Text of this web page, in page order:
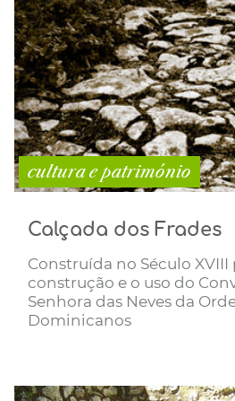
cultura e património
Calçada dos Frades
Construída no Século XVIII
construção e o uso do
Senhora das Neves da
Dominicanos